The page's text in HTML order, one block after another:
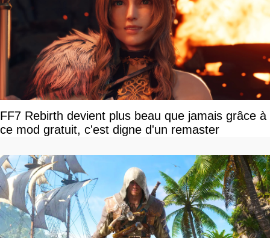
FF7 Rebirth devient plus beau que jamais grâce à
ce mod gratuit, c'est digne d'un remaster